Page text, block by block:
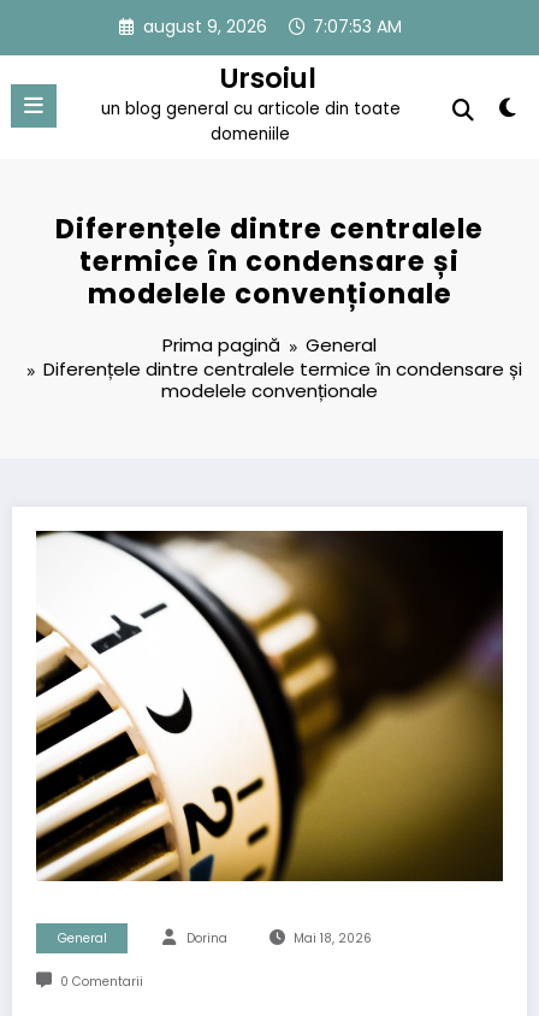
conținut
august 9, 2026 7:07:53 AM
Ursoiul
un blog general cu articole din toate
domeniile
Diferențele dintre centralele
termice în condensare și
modelele convenționale
Prima pagină
General
Diferențele dintre centralele termice în condensare și
modelele convenționale
General Dorina Mai 18, 2026
0 Comentarii